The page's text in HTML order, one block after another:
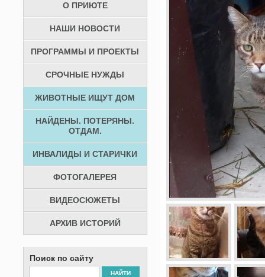
О ПРИЮТЕ
НАШИ НОВОСТИ
ПРОГРАММЫ И ПРОЕКТЫ
СРОЧНЫЕ НУЖДЫ
ЖИВОТНЫЕ ИЩУТ ДОМ
НАЙДЕНЫ. ПОТЕРЯНЫ.
ОТДАМ.
ИНВАЛИДЫ И СТАРИЧКИ
ФОТОГАЛЕРЕЯ
ВИДЕОСЮЖЕТЫ
АРХИВ ИСТОРИЙ
Поиск по сайту
НАЙТИ